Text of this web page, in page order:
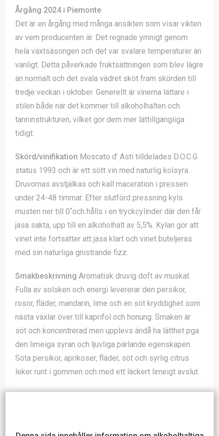
Årgång 2024 i Piemonte
Det är en årgång med många ansikten som visar vikten
av vem producenten är. Det regnade ymnigt genom
hela växtsäsongen och det var svalare temperaturer än
vanligt. Detta påverkade fruktsättningen som blev lägre
än normalt och det svala vädret sköt fram skörden till
tredje veckan i oktober. Generellt är vinerna lättare i
stilen både när det kommer till alkoholhalten och
tanninstrukturen, vilket gör dem mer lättillgängliga
tidigt.
Skörd/vinifikation Moscato d’ Asti tilldelades D.O.C.G
status 1993 och är ett sött vin med naturlig kolsyra.
Druvornas avstjälkas och kall maceration i pressen
under 24-48 timmar. Efter slutförd pressning kyls
musten ner till 0˚och hålls i en tryckcylinder där den får
jäsa sakta, upp till en alkoholhalt av 5,5%. Kylan gör att
vinet inte fortsätter att jäsa klart och vinet buteljeras
med sin naturliga gnistrande fizz.
SmakbeskrivningAromatisk druvig doft av muskat.
Fulla av solsken och energi levererar den persikor,
rosor, fläder, mandarin, lime och en söt kryddighet som
nästa växlar över till kaprifol och honung. Smaken är
söt och koncentrerad men upplevs ändå ha lätthet pga
den limeiga syran och ljuvliga pärlande egenskapen.
Söta persikor, aprikoser, fläder, söt och syrlig citrus
leker runt i gommen och med ett läckert limeigt avslut.
Passar tillKanske det mest användbara dessertvinet!